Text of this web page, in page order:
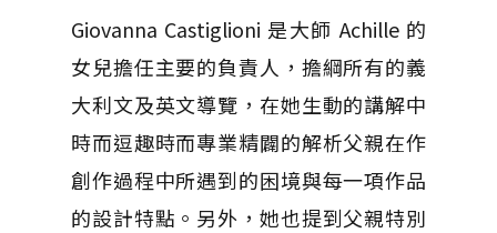
Giovanna Castiglioni 是大師 Achille 的
女兒擔任主要的負責人，擔綱所有的義
大利文及英文導覽，在她生動的講解中
時而逗趣時而專業精闢的解析父親在作
創作過程中所遇到的困境與每一項作品
的設計特點。另外，她也提到父親特別